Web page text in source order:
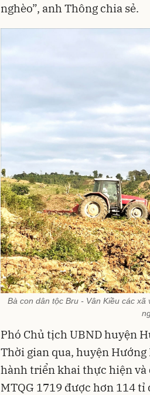
nghèo”, anh Thông chia sẻ.
Bà con dân tộc Bru - Vân Kiều các
Phó Chủ tịch UBND huyện
Thời gian qua, huyện
hành triển khai thực hiện và
MTQG 1719 được hơn 114